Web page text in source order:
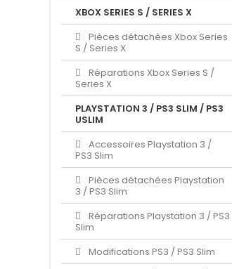
XBOX SERIES S / SERIES X
Pièces détachées Xbox Series
S / Series X
Réparations Xbox Series S /
Series X
PLAYSTATION 3 / PS3 SLIM / PS3
USLIM
Accessoires Playstation 3 /
PS3 Slim
Pièces détachées Playstation
3 / PS3 Slim
Réparations Playstation 3 / PS3
Slim
Modifications PS3 / PS3 Slim